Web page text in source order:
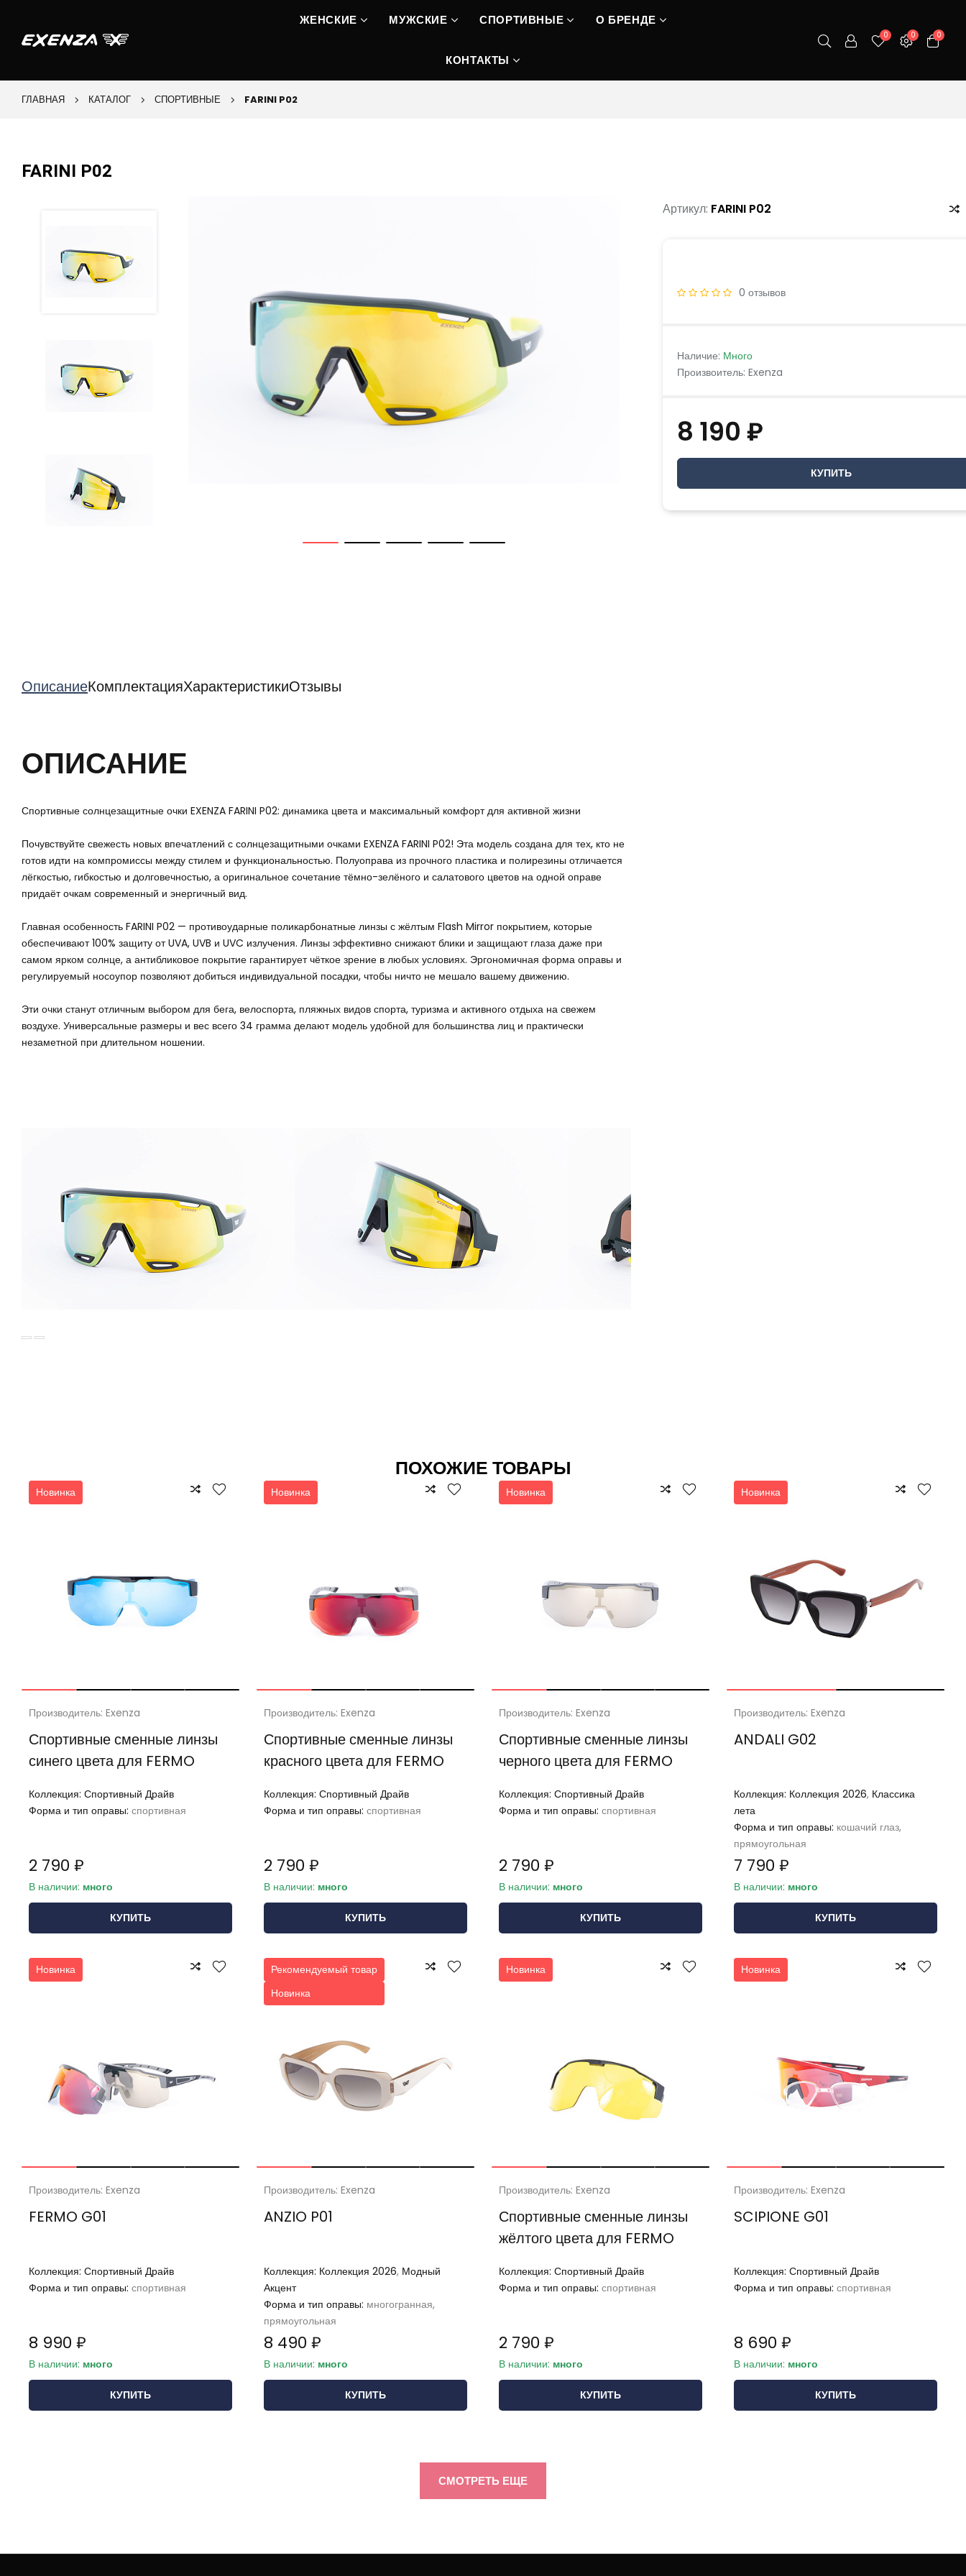
ЖЕНСКИЕ МУЖСКИЕ СПОРТИВНЫЕ О БРЕНДЕ
КОНТАКТЫ
0 0 0
ГЛАВНАЯ КАТАЛОГ СПОРТИВНЫЕ FARINI P02
FARINI P02
ОписаниеКомплектацияХарактеристикиОтзывы
ОПИСАНИЕ
Спортивные солнцезащитные очки EXENZA FARINI P02: динамика цвета и максимальный комфорт для активной жизни
Почувствуйте свежесть новых впечатлений с солнцезащитными очками EXENZA FARINI P02! Эта модель создана для тех, кто не
готов идти на компромиссы между стилем и функциональностью. Полуоправа из прочного пластика и полирезины отличается
лёгкостью, гибкостью и долговечностью, а оригинальное сочетание тёмно-зелёного и салатового цветов на одной оправе
придаёт очкам современный и энергичный вид.
Главная особенность FARINI P02 — противоударные поликарбонатные линзы с жёлтым Flash Mirror покрытием, которые
обеспечивают 100% защиту от UVA, UVB и UVC излучения. Линзы эффективно снижают блики и защищают глаза даже при
самом ярком солнце, а антибликовое покрытие гарантирует чёткое зрение в любых условиях. Эргономичная форма оправы и
регулируемый носоупор позволяют добиться индивидуальной посадки, чтобы ничто не мешало вашему движению.
Эти очки станут отличным выбором для бега, велоспорта, пляжных видов спорта, туризма и активного отдыха на свежем
воздухе. Универсальные размеры и вес всего 34 грамма делают модель удобной для большинства лиц и практически
незаметной при длительном ношении.
Артикул: FARINI P02
0 отзывов
Наличие: Много
Произвоитель: Exenza
8 190 ₽
КУПИТЬ
ПОХОЖИЕ ТОВАРЫ
Новинка
Производитель: Exenza
Спортивные сменные линзы
синего цвета для FERMO
Коллекция: Спортивный Драйв
Форма и тип оправы: спортивная
2 790 ₽
В наличии: много
КУПИТЬ
Новинка
Производитель: Exenza
Спортивные сменные линзы
красного цвета для FERMO
Коллекция: Спортивный Драйв
Форма и тип оправы: спортивная
2 790 ₽
В наличии: много
КУПИТЬ
Новинка
Производитель: Exenza
Спортивные сменные линзы
черного цвета для FERMO
Коллекция: Спортивный Драйв
Форма и тип оправы: спортивная
2 790 ₽
В наличии: много
КУПИТЬ
Новинка
Производитель: Exenza
ANDALI G02
Коллекция: Коллекция 2026, Классика
лета
Форма и тип оправы: кошачий глаз,
прямоугольная
7 790 ₽
В наличии: много
КУПИТЬ
Новинка
Производитель: Exenza
FERMO G01
Коллекция: Спортивный Драйв
Форма и тип оправы: спортивная
8 990 ₽
В наличии: много
КУПИТЬ
Рекомендуемый товар
Новинка
Производитель: Exenza
ANZIO P01
Коллекция: Коллекция 2026, Модный
Акцент
Форма и тип оправы: многогранная,
прямоугольная
8 490 ₽
В наличии: много
КУПИТЬ
Новинка
Производитель: Exenza
Спортивные сменные линзы
жёлтого цвета для FERMO
Коллекция: Спортивный Драйв
Форма и тип оправы: спортивная
2 790 ₽
В наличии: много
КУПИТЬ
Новинка
Производитель: Exenza
SCIPIONE G01
Коллекция: Спортивный Драйв
Форма и тип оправы: спортивная
8 690 ₽
В наличии: много
КУПИТЬ
СМОТРЕТЬ ЕЩЕ